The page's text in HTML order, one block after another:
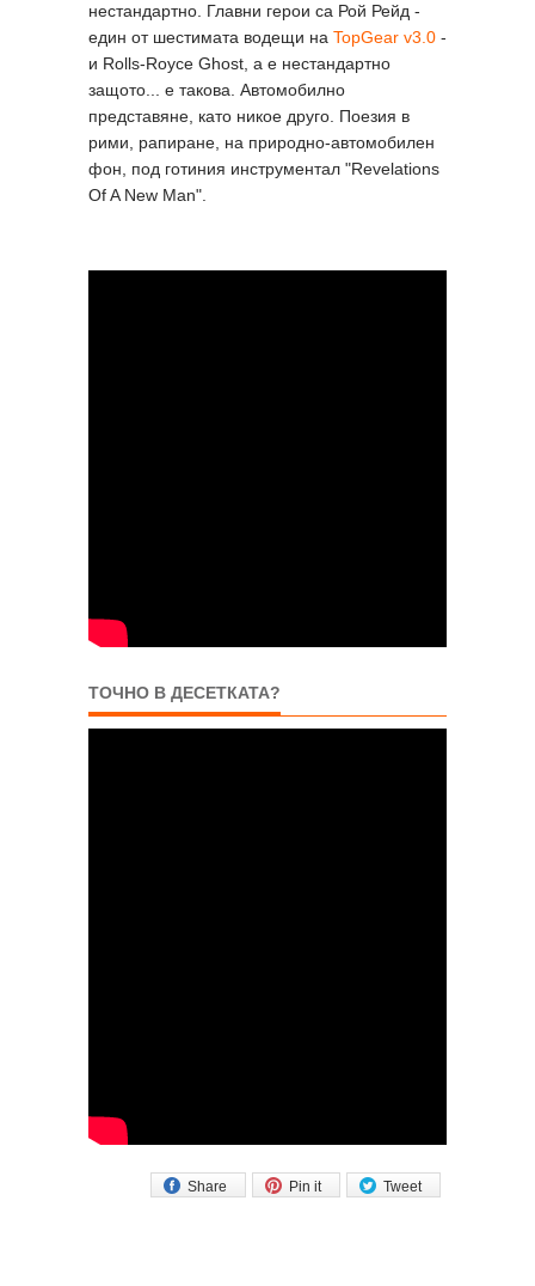
нестандартно. Главни герои са Рой Рейд -
един от шестимата водещи на TopGear v3.0 -
и Rolls-Royce Ghost, a е нестандартно
защото... е такова. Автомобилно
представяне, като никое друго. Поезия в
рими, рапиране, на природно-автомобилен
фон, под готиния инструментал "Revelations
Of A New Man".
ТОЧНО В ДЕСЕТКАТА?
Tweet
Pin it
Share